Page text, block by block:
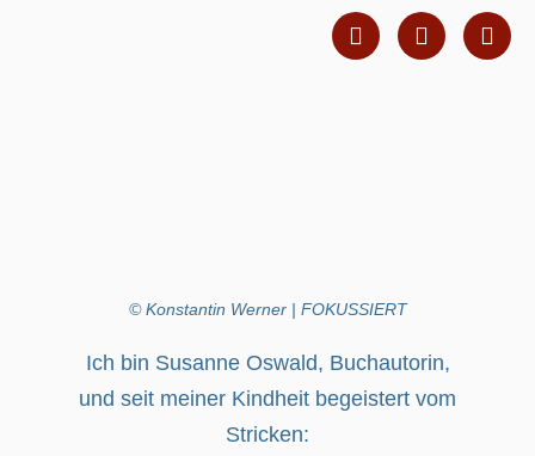
© Konstantin Werner | FOKUSSIERT
Ich bin Susanne Oswald, Buchautorin,
und seit meiner Kindheit begeistert vom
Stricken: